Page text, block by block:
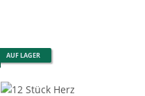
AUF LAGER